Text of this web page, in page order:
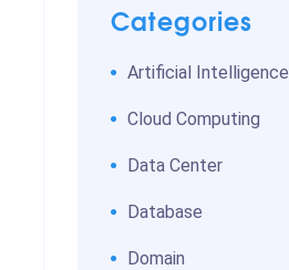
Categories
Artificial Intelligence
Cloud Computing
Data Center
Database
Domain